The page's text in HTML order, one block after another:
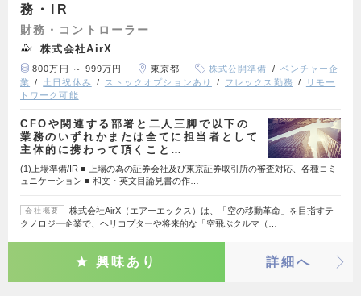
務・IR
財務・コントローラー
株式会社AirX
800万円 ～ 999万円 東京都 株式公開準備
ベンチャー企
業
土日祝休み ストックオプションあり フレックス勤務
リモー
トワーク可能
CFOや関連する部署と二人三脚で以下の
業務のいずれかまたは全てに担当者として
主体的に携わって頂くこと…
(1)上場準備/IR ■ 上場の為の証券会社及び東京証券取引所の審査対応、各種コミ
ュニケーション ■ 和文・英文目論見書の作…
会社概要
株式会社AirX（エアーエックス）は、「空の移動革命」を目指すテ
クノロジー企業で、ヘリコプターや将来的な「空飛ぶクルマ（…
興味あり 詳細へ